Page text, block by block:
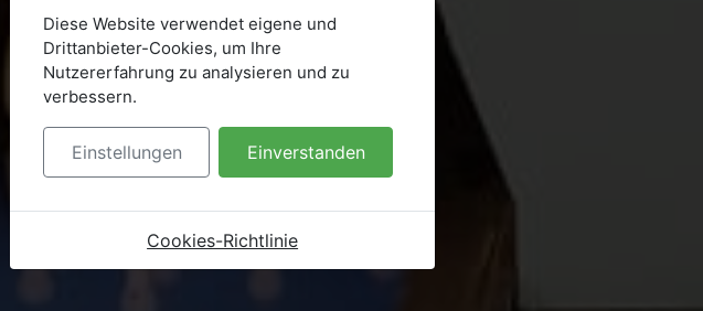
Diese Website verwendet eigene und
Drittanbieter-Cookies, um Ihre
Nutzererfahrung zu analysieren und zu
verbessern.
Einstellungen Einverstanden
Cookies-Richtlinie